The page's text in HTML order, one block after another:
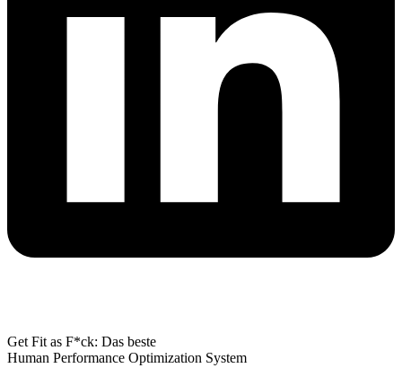
Get Fit as F*ck: Das beste
Human Performance Optimization System